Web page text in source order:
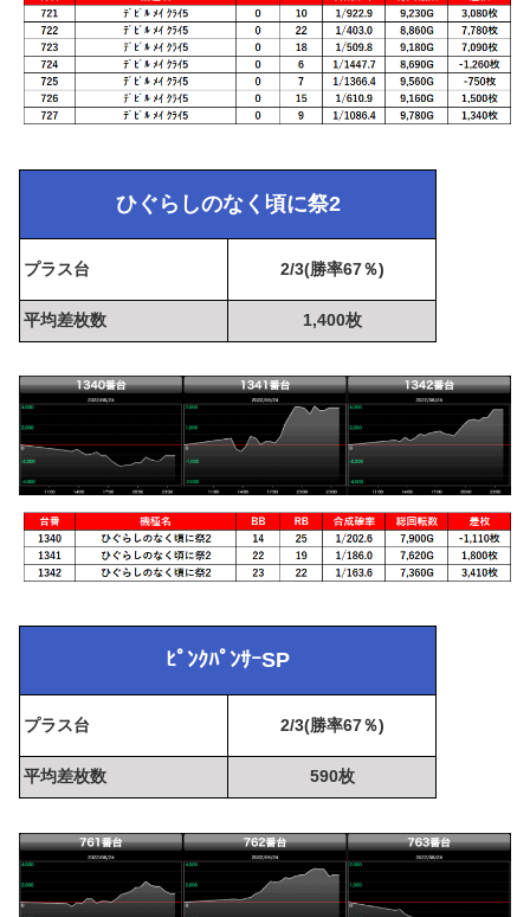
ひぐらしのなく頃に祭2
プラス台 2/3(勝率67％)
平均差枚数 1,400枚
ﾋﾟﾝｸﾊﾟﾝｻｰSP
プラス台 2/3(勝率67％)
平均差枚数 590枚